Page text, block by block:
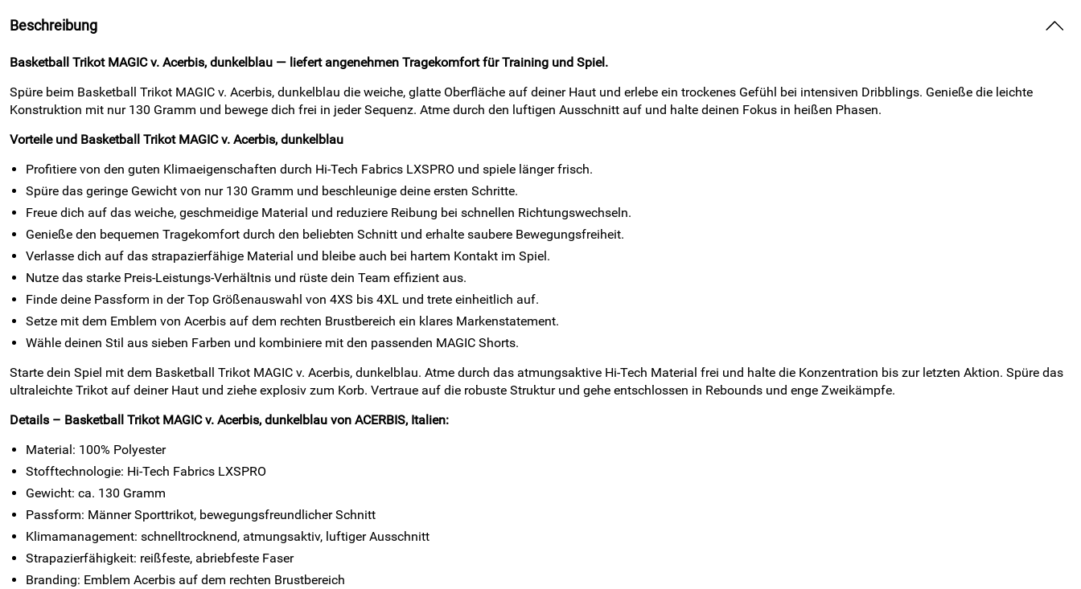
Beschreibung
Basketball Trikot MAGIC v. Acerbis, dunkelblau — liefert angenehmen Tragekomfort für Training und Spiel.
Spüre beim Basketball Trikot MAGIC v. Acerbis, dunkelblau die weiche, glatte Oberfläche auf deiner Haut und erlebe ein trockenes Gefühl bei intensiven Dribblings. Genieße die leichte
Konstruktion mit nur 130 Gramm und bewege dich frei in jeder Sequenz. Atme durch den luftigen Ausschnitt auf und halte deinen Fokus in heißen Phasen.
Vorteile und Basketball Trikot MAGIC v. Acerbis, dunkelblau
Profitiere von den guten Klimaeigenschaften durch Hi-Tech Fabrics LXSPRO und spiele länger frisch.
Spüre das geringe Gewicht von nur 130 Gramm und beschleunige deine ersten Schritte.
Freue dich auf das weiche, geschmeidige Material und reduziere Reibung bei schnellen Richtungswechseln.
Genieße den bequemen Tragekomfort durch den beliebten Schnitt und erhalte saubere Bewegungsfreiheit.
Verlasse dich auf das strapazierfähige Material und bleibe auch bei hartem Kontakt im Spiel.
Nutze das starke Preis-Leistungs-Verhältnis und rüste dein Team effizient aus.
Finde deine Passform in der Top Größenauswahl von 4XS bis 4XL und trete einheitlich auf.
Setze mit dem Emblem von Acerbis auf dem rechten Brustbereich ein klares Markenstatement.
Wähle deinen Stil aus sieben Farben und kombiniere mit den passenden MAGIC Shorts.
Starte dein Spiel mit dem Basketball Trikot MAGIC v. Acerbis, dunkelblau. Atme durch das atmungsaktive Hi-Tech Material frei und halte die Konzentration bis zur letzten Aktion. Spüre das
ultraleichte Trikot auf deiner Haut und ziehe explosiv zum Korb. Vertraue auf die robuste Struktur und gehe entschlossen in Rebounds und enge Zweikämpfe.
Details – Basketball Trikot MAGIC v. Acerbis, dunkelblau von ACERBIS, Italien:
Material: 100% Polyester
Stofftechnologie: Hi-Tech Fabrics LXSPRO
Gewicht: ca. 130 Gramm
Passform: Männer Sporttrikot, bewegungsfreundlicher Schnitt
Klimamanagement: schnelltrocknend, atmungsaktiv, luftiger Ausschnitt
Strapazierfähigkeit: reißfeste, abriebfeste Faser
Branding: Emblem Acerbis auf dem rechten Brustbereich